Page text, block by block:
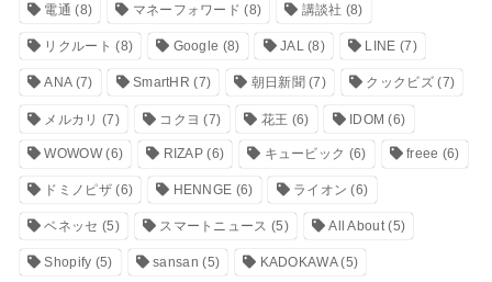
電通 (8) マネーフォワード (8) 講談社 (8)
リクルート (8) Google (8) JAL(8) LINE (7)
ANA(7) SmartHR (7) 朝日新聞 (7) クックビズ(7)
メルカリ (7) コクヨ (7) 花王 (6) IDOM (6)
WOWOW(6) RIZAP (6) キュービック (6) freee (6)
ドミノピザ(6) HENNGE (6) ライオン (6)
ベネッセ (5) スマートニュース (5) All About(5)
Shopify (5) sansan (5) KADOKAWA(5)